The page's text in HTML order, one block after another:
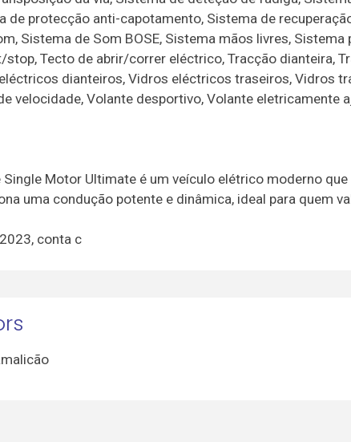
de protecção anti-capotamento, Sistema de
Sistema de Som BOSE, Sistema mãos livres,
Tecto de abrir/correr eléctrico, Tracção dianteira,
dianteiros, Vidros eléctricos traseiros, Vidros
velocidade, Volante desportivo, Volante eletricamente
Single Motor Ultimate é um veículo elétrico moderno
uma condução potente e dinâmica, ideal para quem
conta c